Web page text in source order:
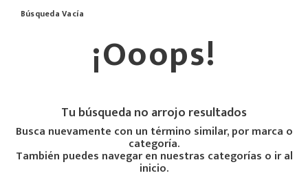
Búsqueda Vacía
¡Ooops!
Tu búsqueda no arrojo resultados
Busca nuevamente con un término similar, por marca o
categoría.
También puedes navegar en nuestras categorías o ir al
inicio.